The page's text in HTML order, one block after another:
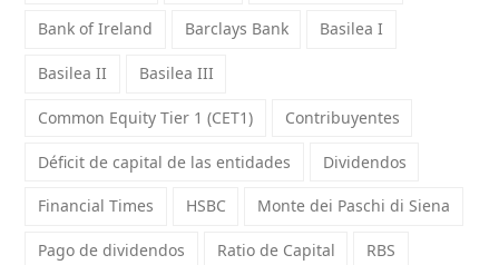
Bank of Ireland Barclays Bank Basilea I
Basilea II Basilea III
Common Equity Tier 1 (CET1) Contribuyentes
Déficit de capital de las entidades Dividendos
Financial Times HSBC Monte dei Paschi di Siena
Pago de dividendos Ratio de Capital RBS